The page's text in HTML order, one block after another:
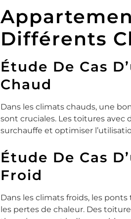
Différents
Étude De Cas
Chaud
Dans les climats chauds, une
sont cruciales. Les toitures avec
surchauffe et optimiser
Étude De Cas
Froid
Dans les climats froids, les
les pertes de chaleur. Des